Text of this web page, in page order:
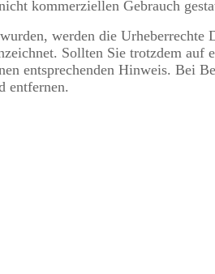
kommerziellen Gebrauch
werden die Urheberrechte
Sollten Sie trotzdem auf
entsprechenden Hinweis. Bei
entfernen.